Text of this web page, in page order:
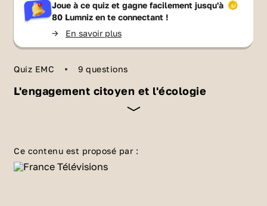
Joue à ce quiz et gagne facilement jusqu'à
80 Lumniz en te connectant !
-> En savoir plus
Quiz EMC 9 questions
L'engagement citoyen et l'écologie
Aujourd'hui, il est devenu indispensable de se
rendre acteur d'un monde meilleur. Il n'y a pas
Ce contenu est proposé par :